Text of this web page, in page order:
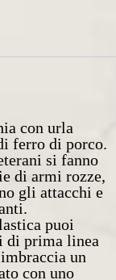
con urla
ferro di porco.
si fanno
di armi rozze,
gli attacchi e
puoi
di prima linea
un
con uno